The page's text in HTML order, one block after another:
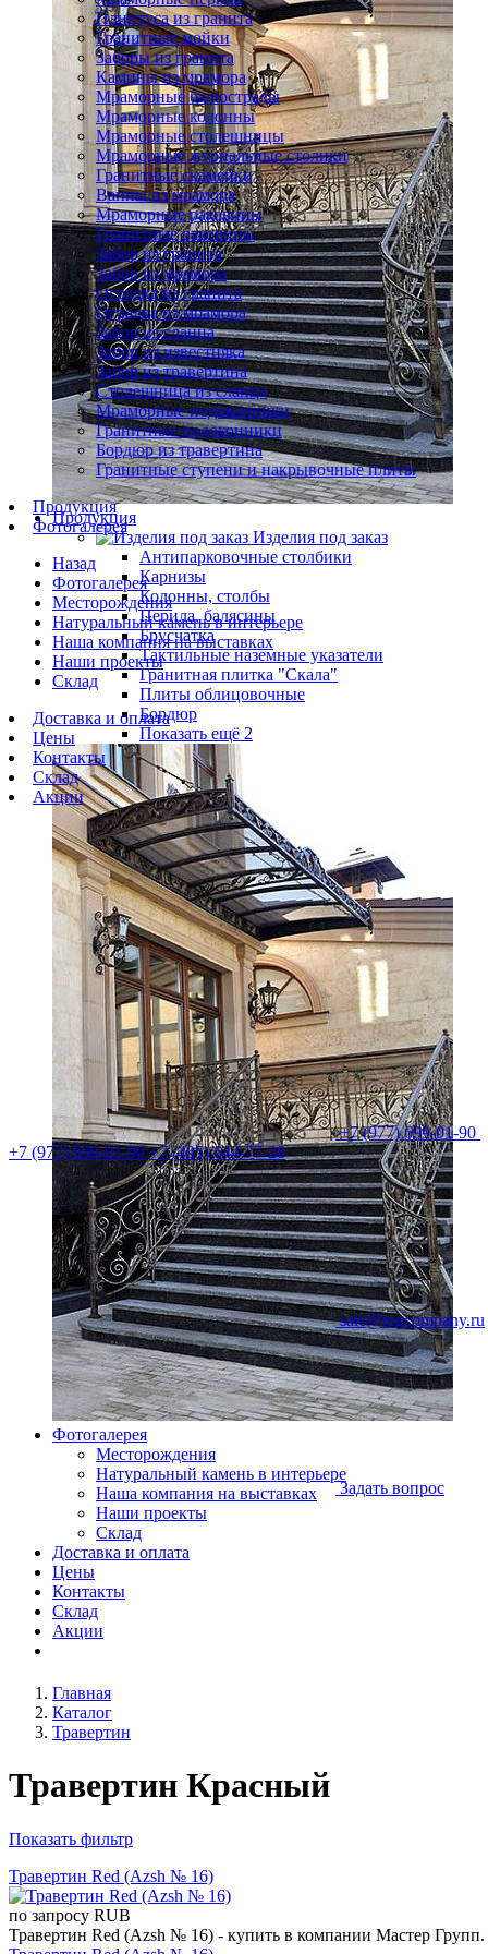
Продукция
Изделия под заказ
Антипарковочные столбики
Карнизы
Колонны, столбы
Перила, балясины
Брусчатка
Тактильные наземные указатели
Гранитная плитка "Скала"
Плиты облицовочные
Бордюр
Показать ещё 2
Фотогалерея
Месторождения
Натуральный камень в интерьере
Наша компания на выставках
Наши проекты
Склад
Доставка и оплата
Цены
Контакты
Склад
Акции
Плинтуса из гранита
Гранитные мойки
Заборы из гранита
Камины из мрамора
Мраморные балюстрады
Мраморные колонны
Мраморные столешницы
Мраморные журнальные столики
Гранитные скамейки
Ванны из мрамора
Мраморные раковины
Гранитные раковины
Забор из гранита
Забор из мрамора
Оградка из гранита
Оградка из мрамора
Забор из сланца
Забор из известняка
Забор из травертина
Столешница из сланца
Мраморные подоконники
Гранитные подоконники
Бордюр из травертина
Гранитные ступени и накрывочные плиты
Продукция
Фотогалерея
Назад
Фотогалерея
Месторождения
Натуральный камень в интерьере
Наша компания на выставках
Наши проекты
Склад
Доставка и оплата
Цены
Контакты
Склад
Акции
+7 (977) 699-01-90
+7 (977) 699-01-90 +7 (495) 644-77-28
sale@mgcompany.ru
Задать вопрос
Главная
Каталог
Травертин
Травертин Красный
Показать фильтр
Травертин Red (Azsh № 16)
по запросу RUB
Травертин Red (Azsh № 16) - купить в компании Мастер Групп.